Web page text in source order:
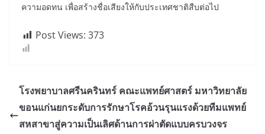
ความอดทน เพื่อสร้างชื่อเสียงให้กับประเทศชาติสืบต่อไป
Post Views: 373
โรงพยาบาลศรีนครินทร์ คณะแพทย์ศาสตร์ มหาวิทยาลัย
ขอนแก่นยกระดับการรักษาโรคอ้วนรุนแรงด้วยทีมแพทย์
สหสาขาสู่ความเป็นเลิศด้านการผ่าตัดแบบครบวงจร